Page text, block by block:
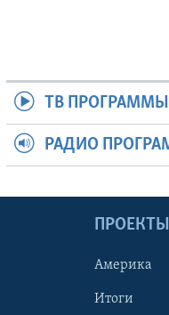
ТВ ПРОГРАММЫ
РАДИО
ПРОЕКТЫ
Америка
Итоги